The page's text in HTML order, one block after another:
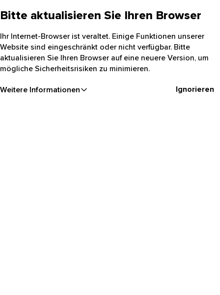
Bitte aktualisieren Sie Ihren Browser
Ihr Internet-Browser ist veraltet. Einige Funktionen unserer
Website sind eingeschränkt oder nicht verfügbar. Bitte
aktualisieren Sie Ihren Browser auf eine neuere Version, um
mögliche Sicherheitsrisiken zu minimieren.
Weitere Informationen Ignorieren